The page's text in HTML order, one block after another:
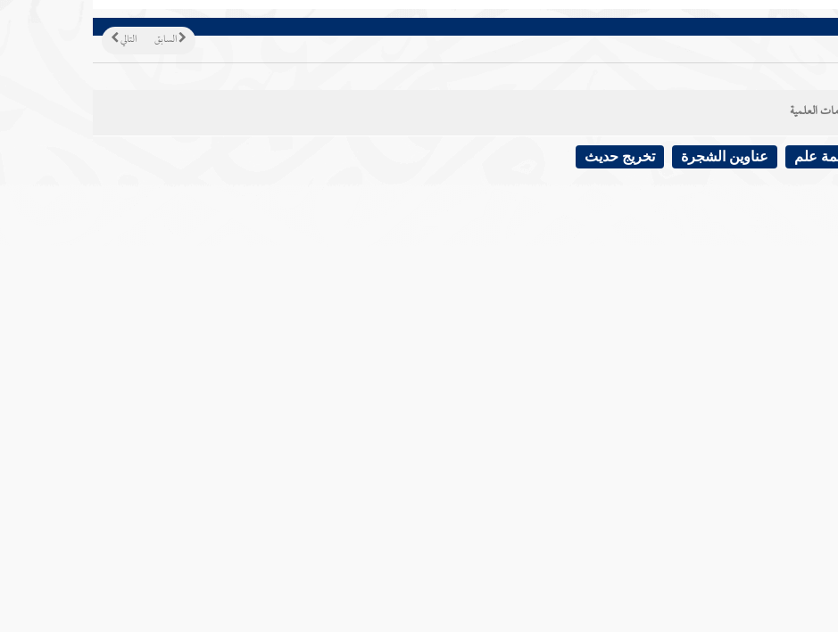
التالي السابق
العلمية
علم عناوين الشجرة تخريج حديث